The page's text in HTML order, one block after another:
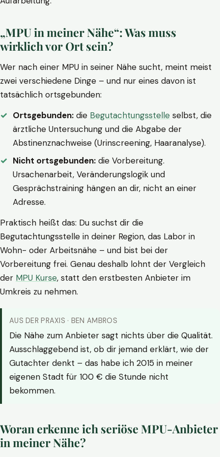
„MPU in meiner Nähe“: Was muss
wirklich vor Ort sein?
Wer nach einer MPU in seiner Nähe sucht, meint meist
zwei verschiedene Dinge – und nur eines davon ist
tatsächlich ortsgebunden:
Ortsgebunden: die Begutachtungsstelle selbst, die
ärztliche Untersuchung und die Abgabe der
Abstinenznachweise (Urinscreening, Haaranalyse).
Nicht ortsgebunden: die Vorbereitung.
Ursachenarbeit, Veränderungslogik und
Gesprächstraining hängen an dir, nicht an einer
Adresse.
Praktisch heißt das: Du suchst dir die
Begutachtungsstelle in deiner Region, das Labor in
Wohn- oder Arbeitsnähe – und bist bei der
Vorbereitung frei. Genau deshalb lohnt der Vergleich
der MPU Kurse, statt den erstbesten Anbieter im
Umkreis zu nehmen.
AUS DER PRAXIS · BEN AMBROS
Die Nähe zum Anbieter sagt nichts über die Qualität.
Ausschlaggebend ist, ob dir jemand erklärt, wie der
Gutachter denkt – das habe ich 2015 in meiner
eigenen Stadt für 100 € die Stunde nicht
bekommen.
Woran erkenne ich seriöse MPU-Anbieter
in meiner Nähe?